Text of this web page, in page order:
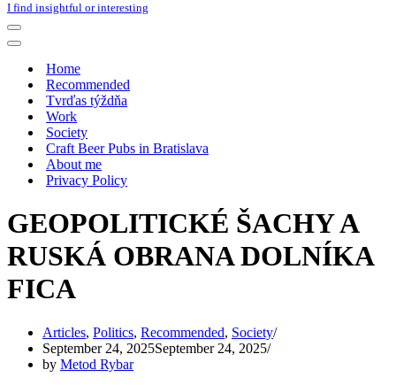
I find insightful or interesting
Navigation
Menu
Navigation
Home
Recommended
Tvrďas týždňa
Work
Society
Craft Beer Pubs in Bratislava
About me
Privacy Policy
GEOPOLITICKÉ ŠACHY A
RUSKÁ OBRANA DOLNÍKA
FICA
Articles, Politics, Recommended, Society
September 24, 2025September 24, 2025
by Metod Rybar